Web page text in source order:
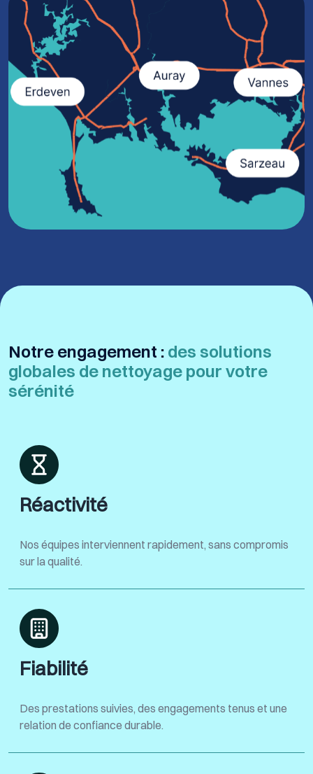
Notre engagement : des solutions
globales de nettoyage pour votre
sérénité
Réactivité
Nos équipes interviennent rapidement, sans compromis
sur la qualité.
Fiabilité
Des prestations suivies, des engagements tenus et une
relation de confiance durable.